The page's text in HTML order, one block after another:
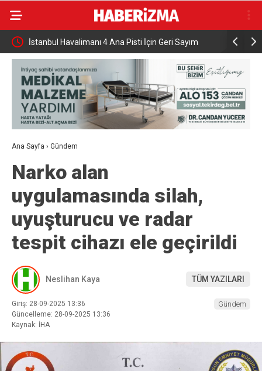
İstanbul Havalimanı 4 Ana Pisti İçin Geri Sayım
Başladı
Hakkari
Geçirildi
Ana Sayfa › Gündem
Narko alan
uygulamasında silah,
uyuşturucu ve radar
tespit cihazı ele geçirildi
Neslihan Kaya TÜM YAZILARI
Giriş: 28-09-2025 13:36
Güncelleme: 28-09-2025 13:36
Kaynak: İHA
Gündem